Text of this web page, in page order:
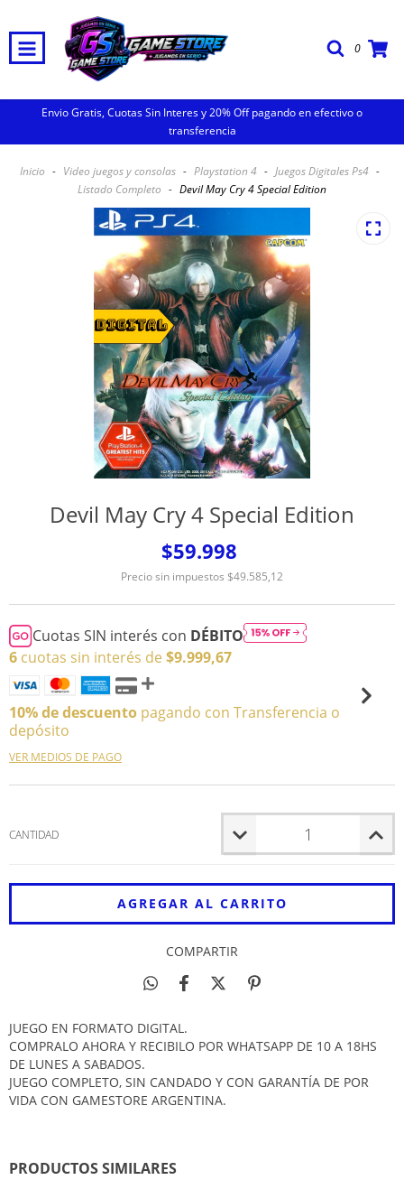
0
Envio Gratis, Cuotas Sin Interes y 20% Off pagando en efectivo o
transferencia
Inicio - Video juegos y consolas - Playstation 4 - Juegos Digitales Ps4 -
Listado Completo - Devil May Cry 4 Special Edition
Devil May Cry 4 Special Edition
$59.998
Precio sin impuestos $49.585,12
Cuotas SIN interés con DÉBITO
6 cuotas sin interés de $9.999,67
10% de descuento pagando con Transferencia o
depósito
VER MEDIOS DE PAGO
CANTIDAD
COMPARTIR
JUEGO EN FORMATO DIGITAL.
COMPRALO AHORA Y RECIBILO POR WHATSAPP DE 10 A 18HS
DE LUNES A SABADOS.
JUEGO COMPLETO, SIN CANDADO Y CON GARANTÍA DE POR
VIDA CON GAMESTORE ARGENTINA.
PRODUCTOS SIMILARES